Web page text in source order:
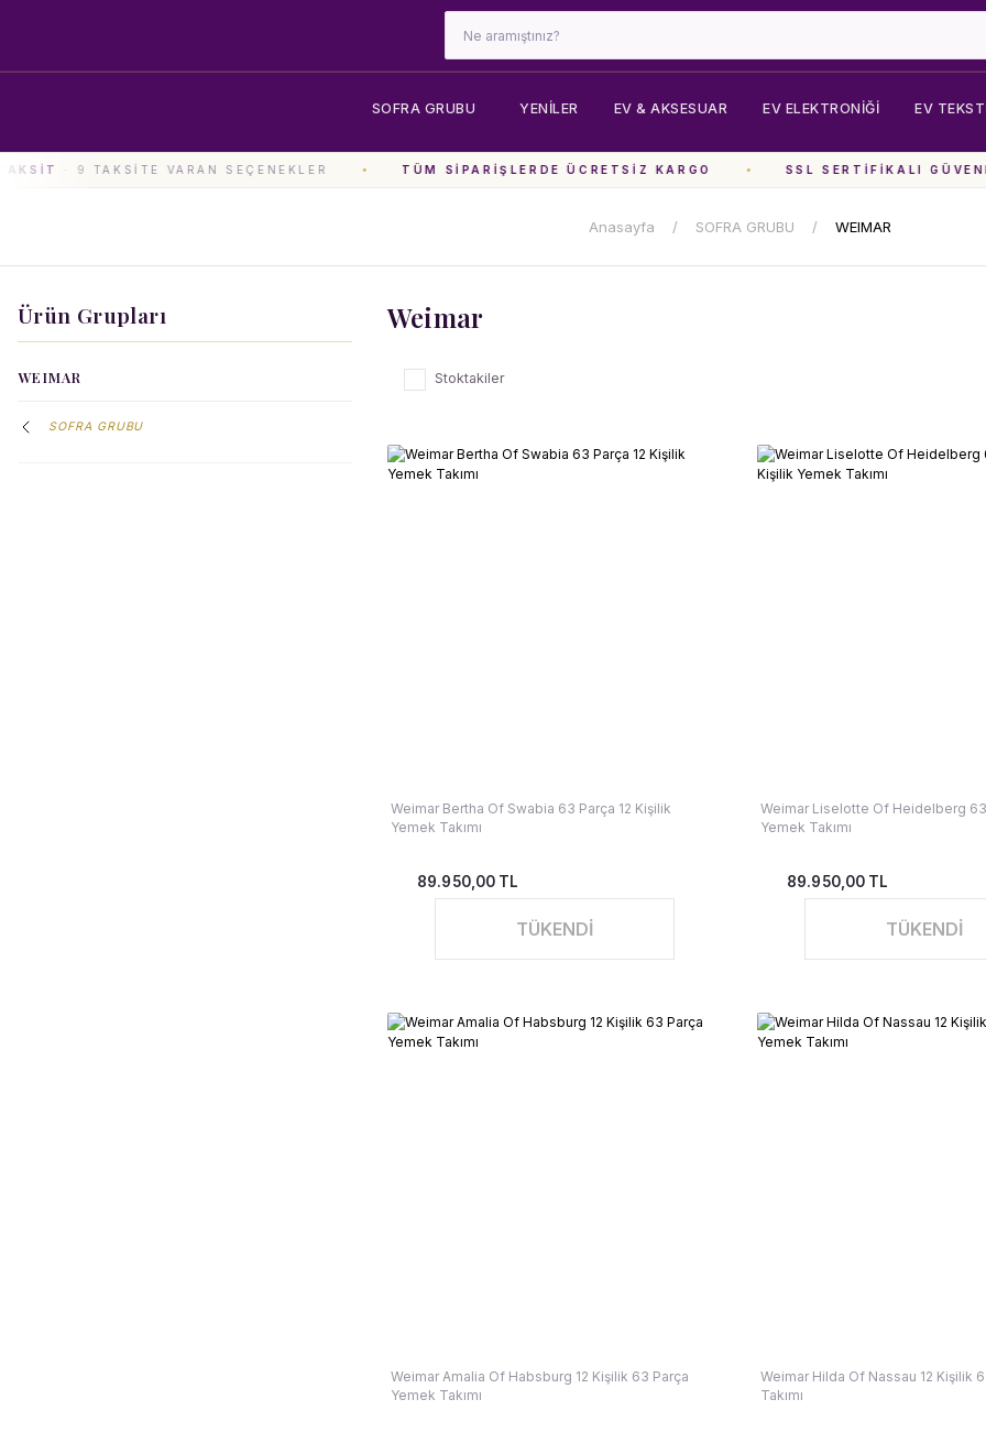
SOFRA GRUBU YENİLER EV & AKSESUAR EV ELEKTRONIĞI EV
· 9 TAKSITE VARAN SEÇENEKLER TÜM SIPARIŞLERDE ÜCRETSIZ KARGO SSL SERTIFIKALI GÜVENLI
Anasayfa SOFRA GRUBU WEIMAR
Ürün Grupları
WEIMAR
SOFRA GRUBU
Weimar
Stoktakiler
Weimar Bertha Of Swabia 63 Parça 12 Kişilik
Yemek Takımı
89.950,00 TL
TÜKENDİ
Weimar Liselotte Of Heidelberg 63
Yemek Takımı
89.950,00 TL
TÜKENDİ
Weimar Amalia Of Habsburg 12 Kişilik 63 Parça
Yemek Takımı
Weimar Hilda Of Nassau 12 Kişilik
Takımı